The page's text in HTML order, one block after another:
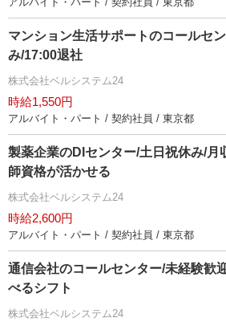
マンション生活サポートのコールセ
み/17:00退社
株式会社ベルシステム24
時給1,550円
アルバイト・パート / 契約社員 / 東京都
製薬企業のDIセンター/土日祝休み/月
師資格が活かせる
株式会社ベルシステム24
時給2,600円
アルバイト・パート / 契約社員 / 東京都
通信会社のコールセンター/未経験歓
べるシフト
株式会社ベルシステム24